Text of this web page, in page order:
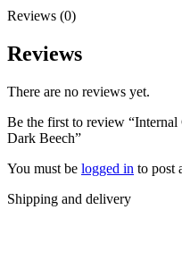
Reviews (0)
Reviews
There are no reviews yet.
Be the first to review
Dark Beech”
You must be logged in to post
Shipping and delivery